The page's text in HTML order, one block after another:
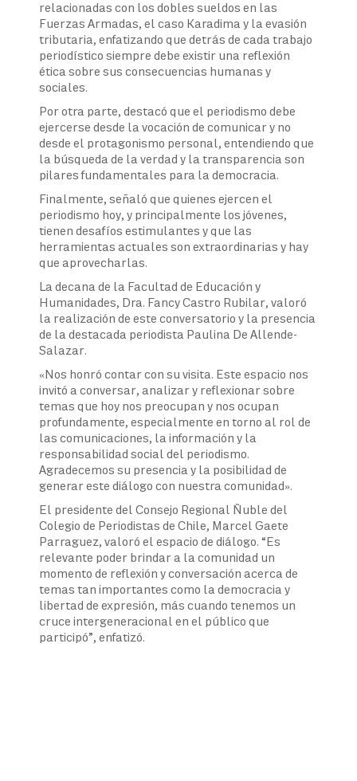
relacionadas con los dobles sueldos en las
Fuerzas Armadas, el caso Karadima y la evasión
tributaria, enfatizando que detrás de cada trabajo
periodístico siempre debe existir una reflexión
ética sobre sus consecuencias humanas y
sociales.
Por otra parte, destacó que el periodismo debe
ejercerse desde la vocación de comunicar y no
desde el protagonismo personal, entendiendo que
la búsqueda de la verdad y la transparencia son
pilares fundamentales para la democracia.
Finalmente, señaló que quienes ejercen el
periodismo hoy, y principalmente los jóvenes,
tienen desafíos estimulantes y que las
herramientas actuales son extraordinarias y hay
que aprovecharlas.
La decana de la Facultad de Educación y
Humanidades, Dra. Fancy Castro Rubilar, valoró
la realización de este conversatorio y la presencia
de la destacada periodista Paulina De Allende-
Salazar.
«Nos honró contar con su visita. Este espacio nos
invitó a conversar, analizar y reflexionar sobre
temas que hoy nos preocupan y nos ocupan
profundamente, especialmente en torno al rol de
las comunicaciones, la información y la
responsabilidad social del periodismo.
Agradecemos su presencia y la posibilidad de
generar este diálogo con nuestra comunidad».
El presidente del Consejo Regional Ñuble del
Colegio de Periodistas de Chile, Marcel Gaete
Parraguez, valoró el espacio de diálogo. “Es
relevante poder brindar a la comunidad un
momento de reflexión y conversación acerca de
temas tan importantes como la democracia y
libertad de expresión, más cuando tenemos un
cruce intergeneracional en el público que
participó”, enfatizó.